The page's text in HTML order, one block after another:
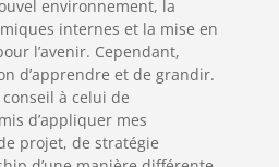
environnement, la
internes et la mise en
l’avenir. Cependant,
d’apprendre et de grandir.
à celui de
d’appliquer mes
projet, de stratégie